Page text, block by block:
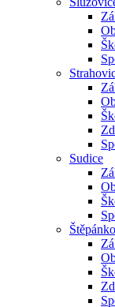
Sudice